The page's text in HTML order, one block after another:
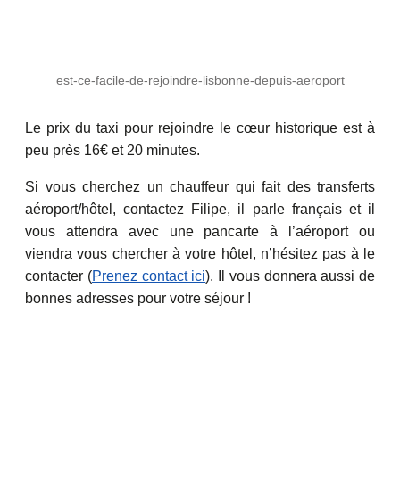
est-ce-facile-de-rejoindre-lisbonne-depuis-aeroport
Le prix du taxi pour rejoindre le cœur historique est à
peu près 16€ et 20 minutes.
Si vous cherchez un chauffeur qui fait des transferts
aéroport/hôtel, contactez Filipe, il parle français et il
vous attendra avec une pancarte à l’aéroport ou
viendra vous chercher à votre hôtel, n’hésitez pas à le
contacter (Prenez contact ici). Il vous donnera aussi de
bonnes adresses pour votre séjour !